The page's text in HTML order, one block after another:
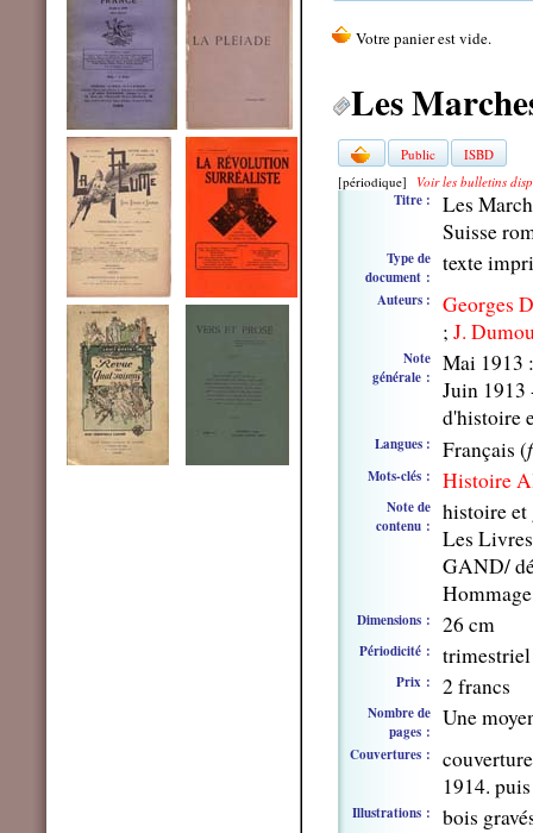
Les
Public
ISBD
[périodique]
Voir les bulletins
Titre :
Les
Suisse
Type de
document :
texte
Auteurs :
Georges
; J.
Note
générale :
Mai 1913
Juin 1913
d'histoire
Langues : Français (
Mots-clés : Histoire
Note de
contenu :
histoire et
Les
GAND/
Dimensions : 26 cm
Périodicité : trimestriel
Prix : 2 francs
Nombre de
pages :
Une
Couvertures :
1914.
Illustrations : bois